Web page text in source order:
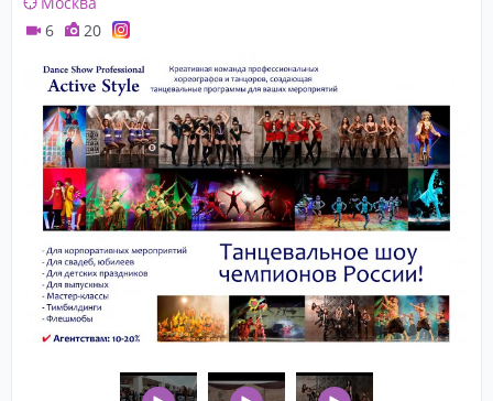
6
20